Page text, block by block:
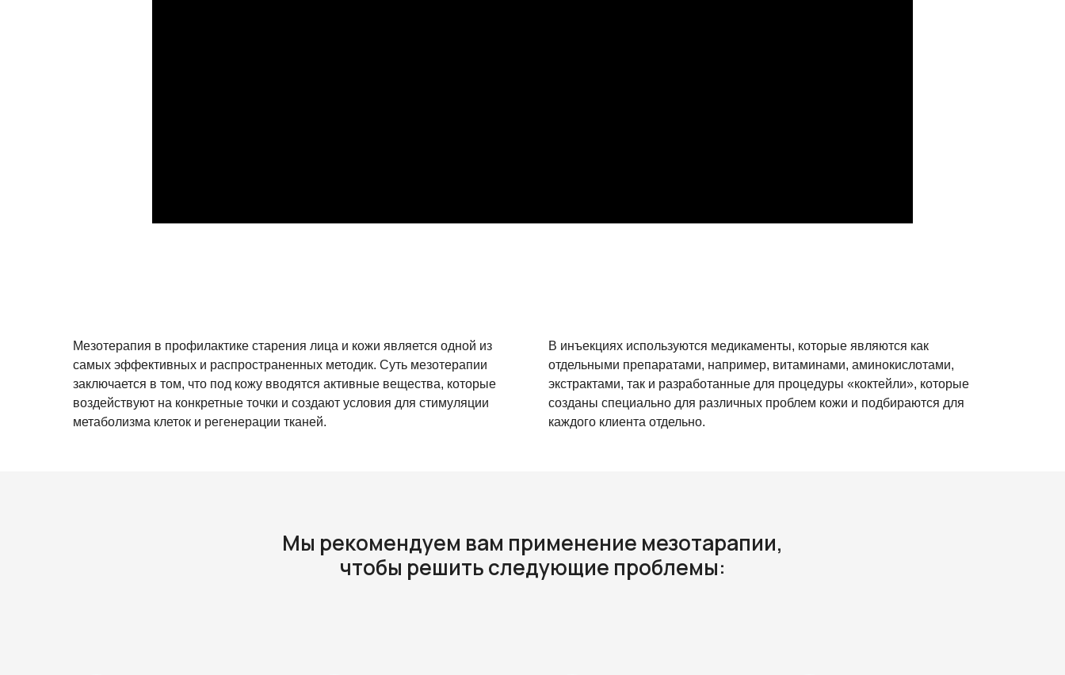
Мезотерапия в профилактике старения лица и кожи является одной из
самых эффективных и распространенных методик. Суть мезотерапии
заключается в том, что под кожу вводятся активные вещества, которые
воздействуют на конкретные точки и создают условия для стимуляции
метаболизма клеток и регенерации тканей.
В инъекциях используются медикаменты, которые являются как
отдельными препаратами, например, витаминами, аминокислотами,
экстрактами, так и разработанные для процедуры «коктейли», которые
созданы специально для различных проблем кожи и подбираются для
каждого клиента отдельно.
Мы рекомендуем вам применение мезотарапии,
чтобы решить следующие проблемы: